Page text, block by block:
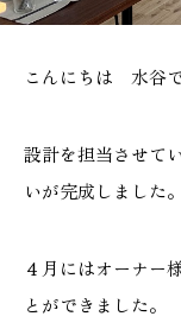
スタッフブログ
COMPANY
会社情報
アクセスマップ
こんにちは 水谷で
設計を担当させて
いが完成しました。
４月にはオーナー
とができました。